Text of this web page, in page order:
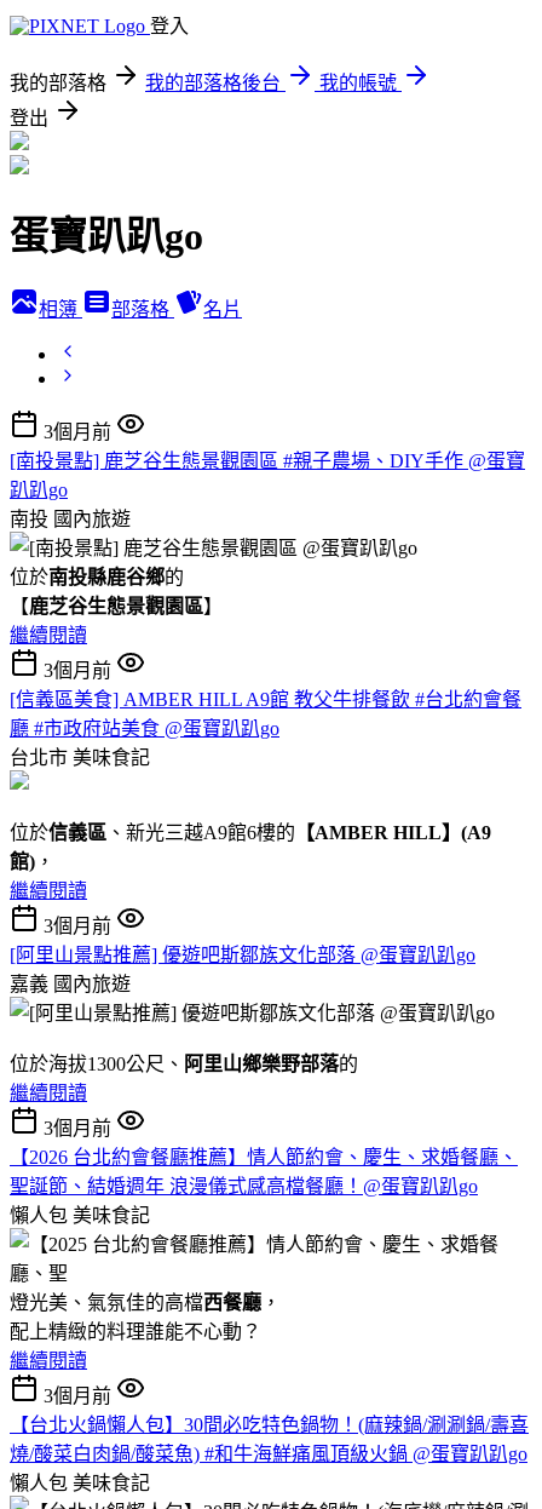
登入
我的部落格 我的部落格後台
我的帳號
登出
蛋寶趴趴go
相簿 部落格 名片
3個月前
[南投景點] 鹿芝谷生態景觀園區 #親子農場、DIY手作 @蛋寶
趴趴go
南投 國內旅遊
位於南投縣鹿谷鄉的
【鹿芝谷生態景觀園區】
繼續閱讀
3個月前
[信義區美食] AMBER HILL A9館 教父牛排餐飲 #台北約會餐
廳 #市政府站美食 @蛋寶趴趴go
台北市 美味食記
位於信義區 、新光三越A9館6樓的 【AMBER HILL】(A9
館) ，
繼續閱讀
3個月前
[阿里山景點推薦] 優遊吧斯鄒族文化部落 @蛋寶趴趴go
嘉義 國內旅遊
位於海拔1300公尺、 阿里山鄉樂野部落的
繼續閱讀
3個月前
【2026 台北約會餐廳推薦】情人節約會、慶生、求婚餐廳、
聖誕節、結婚週年 浪漫儀式感高檔餐廳！@蛋寶趴趴go
懶人包 美味食記
燈光美、氣氛佳的高檔西餐廳 ，
配上精緻的料理誰能不心動？
繼續閱讀
3個月前
【台北火鍋懶人包】30間必吃特色鍋物！(麻辣鍋/涮涮鍋/壽喜
燒/酸菜白肉鍋/酸菜魚) #和牛海鮮痛風頂級火鍋 @蛋寶趴趴go
懶人包 美味食記